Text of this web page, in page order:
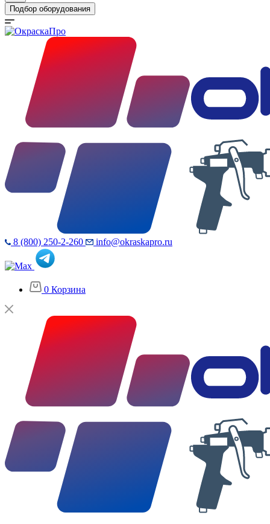
Подбор оборудования
8 (800) 250-2-260 info@okraskapro.ru
0 Корзина